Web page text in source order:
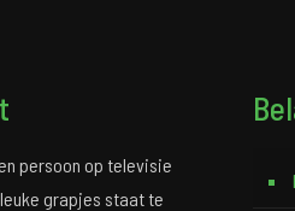
persoon op televisie
grapjes staat te